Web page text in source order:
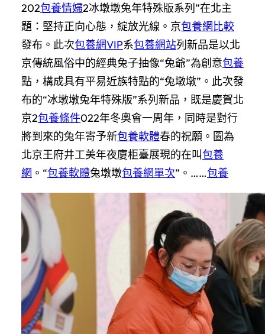
202包養情婦2冰墩墩兔年特殊版系列”在北主
題：堅持正向心態，綻放光線。京包養網比較
發布。此次包養網VIP系包養網站列新品是以北
京傳統風俗中的經典兔子抽像“兔爺”為創意包養
點，構成具有平易近族特點的“兔墩墩”。此次發
布的“冰墩墩兔年特殊版”系列新品，既是慶賀北
京2包養條件022年冬奧會一周年，同時是對行
將到來的兔年寄予新包養軟體春的祝願。圖為
北京王府井工美年夜廈柜臺展現的在叫包養
網 。“包養軟體兔墩墩包養網單次”。……包養